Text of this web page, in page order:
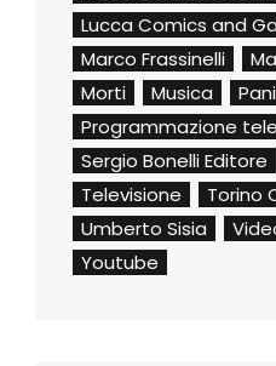
Lucca Comics and
Marco Frassinelli
Morti
Musica
Programmazione
Sergio Bonelli Editore
Televisione
Torino
Umberto Sisia
Youtube